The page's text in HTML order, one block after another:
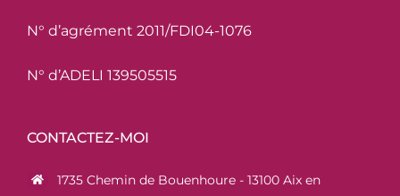
N° d’agrément 2011/FDI04-1076
N° d’ADELI 139505515
CONTACTEZ-MOI
1735 Chemin de Bouenhoure - 13100 Aix en